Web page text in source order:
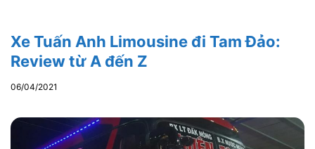
Xe Tuấn Anh Limousine đi Tam Đảo:
Review từ A đến Z
06/04/2021